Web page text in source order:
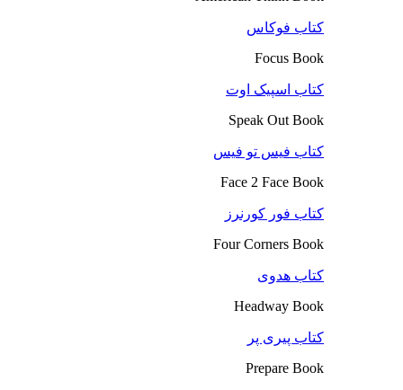
کتاب فوکاس
Focus Book
کتاب اسپیک اوت
Speak Out Book
کتاب فیس تو فیس
Face 2 Face Book
کتاب فور کورنرز
Four Corners Book
کتاب هدوی
Headway Book
کتاب پیری پر
Prepare Book